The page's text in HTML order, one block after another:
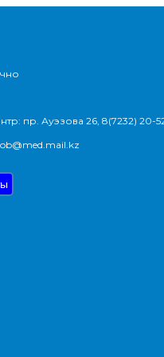
пр. Ауэзова 26, 8(7232) 20-